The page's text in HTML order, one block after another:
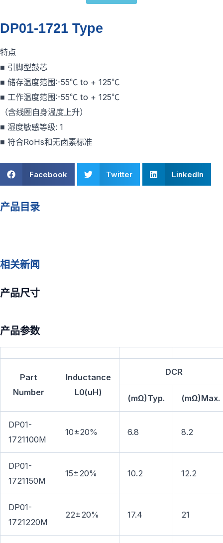
DP01-1721 Type
特点
■ 引脚型鼓芯
■ 储存温度范围:-55℃ to + 125℃
■ 工作温度范围:-55℃ to + 125℃
（含线圈自身温度上升）
■ 湿度敏感等级: 1
■ 符合RoHs和无卤素标准
Facebook Twitter LinkedIn
产品目录
相关新闻
产品尺寸
产品参数
Part
Number
Inductance
L0(uH)
DCR
(mΩ)Typ. (mΩ)Max.
DP01-
1721100M
10±20% 6.8 8.2
DP01-
1721150M
15±20% 10.2 12.2
DP01-
1721220M
22±20% 17.4 21